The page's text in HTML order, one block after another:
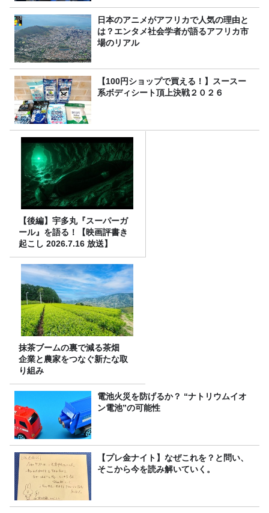
日本のアニメがアフリカで人気の理由と
は？エンタメ社会学者が語るアフリカ市
場のリアル
【100円ショップで買える！】スースー
系ボディシート頂上決戦２０２６
【後編】宇多丸『スーパーガ
ール』を語る！【映画評書き
起こし 2026.7.16 放送】
抹茶ブームの裏で減る茶畑
企業と農家をつなぐ新たな取
り組み
電池火災を防げるか？ “ナトリウムイオ
ン電池”の可能性
【プレ金ナイト】なぜこれを？と問い、
そこから今を読み解いていく。